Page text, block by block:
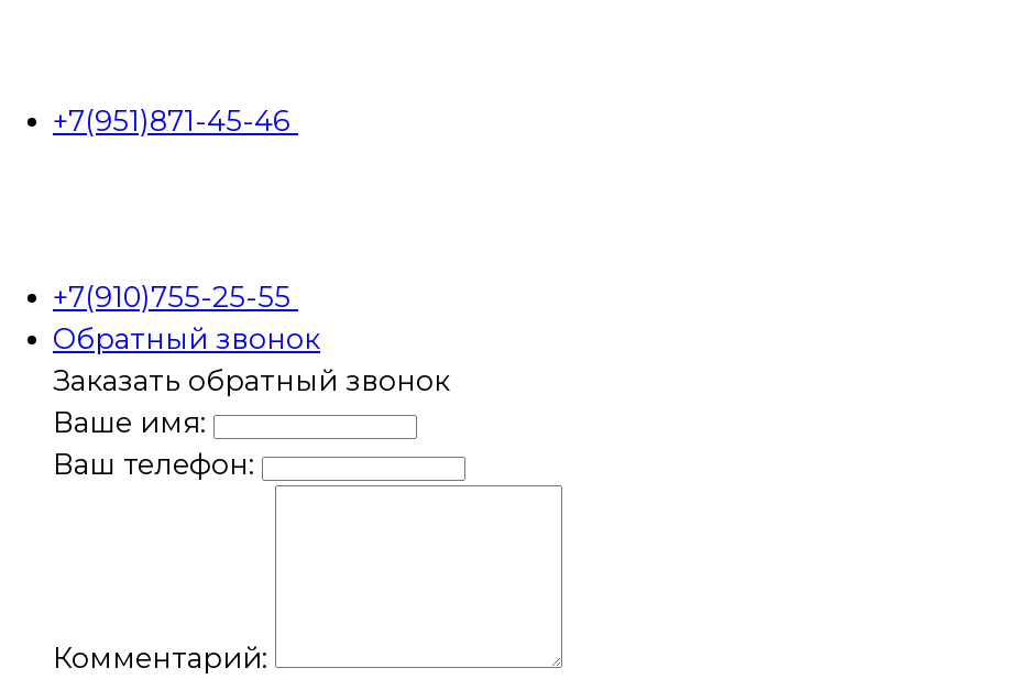
+7(951)871-45-46
+7(910)755-25-55
Обратный звонок
Заказать обратный звонок
Ваше имя:
Ваш телефон:
Комментарий: